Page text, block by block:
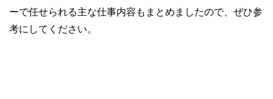
ーで任せられる主な仕事内容もまとめましたので、ぜひ参
考にしてください。